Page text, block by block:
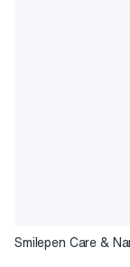
Smilepen Care &